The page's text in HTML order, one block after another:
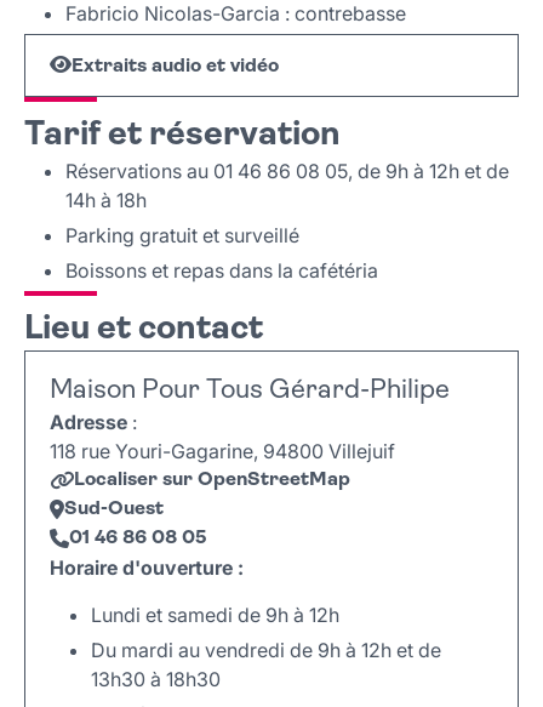
Fabricio Nicolas-Garcia : contrebasse
Extraits audio et vidéo
Tarif et réservation
Réservations au 01 46 86 08 05, de 9h à 12h et de
14h à 18h
Parking gratuit et surveillé
Boissons et repas dans la cafétéria
Lieu et contact
Maison Pour Tous Gérard-Philipe
Adresse :
118 rue Youri-Gagarine, 94800 Villejuif
Localiser sur OpenStreetMap
Sud-Ouest
01 46 86 08 05
Horaire d'ouverture :
Lundi et samedi de 9h à 12h
Du mardi au vendredi de 9h à 12h et de
13h30 à 18h30